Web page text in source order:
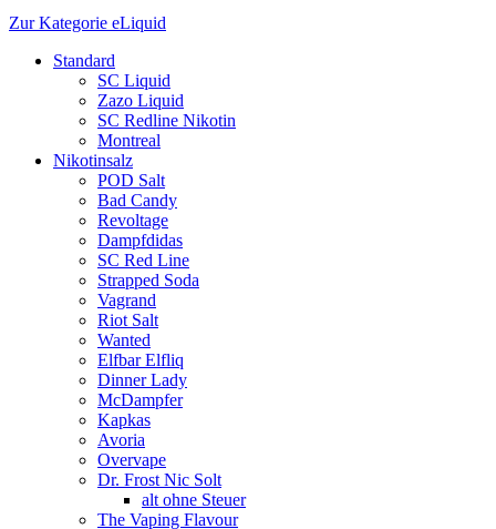
Zur Kategorie eLiquid
Standard
SC Liquid
Zazo Liquid
SC Redline Nikotin
Montreal
Nikotinsalz
POD Salt
Bad Candy
Revoltage
Dampfdidas
SC Red Line
Strapped Soda
Vagrand
Riot Salt
Wanted
Elfbar Elfliq
Dinner Lady
McDampfer
Kapkas
Avoria
Overvape
Dr. Frost Nic Solt
alt ohne Steuer
The Vaping Flavour